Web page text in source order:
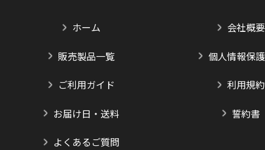
ホーム
販売製品一覧
ご利用ガイド
お届け日・送料
よくあるご質問
会社概要
個人情報保
利用規約
誓約書